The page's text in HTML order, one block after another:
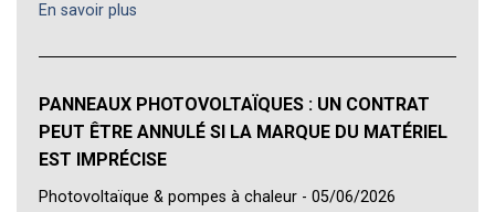
En savoir plus
PANNEAUX PHOTOVOLTAÏQUES : UN CONTRAT
PEUT ÊTRE ANNULÉ SI LA MARQUE DU MATÉRIEL
EST IMPRÉCISE
Photovoltaïque & pompes à chaleur - 05/06/2026